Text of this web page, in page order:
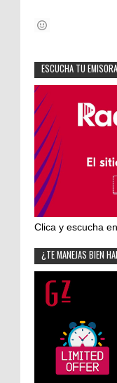
ESCUCHA TU
Clica y escucha
¿TE MANEJAS BIEN